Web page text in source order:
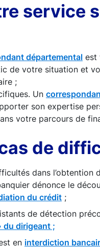
service
départemental est
de votre situation et
;
Un
son expertise
votre parcours de
de
dans l’obtention
dénonce le
du crédit ;
de détection
du dirigeant ;
en interdiction